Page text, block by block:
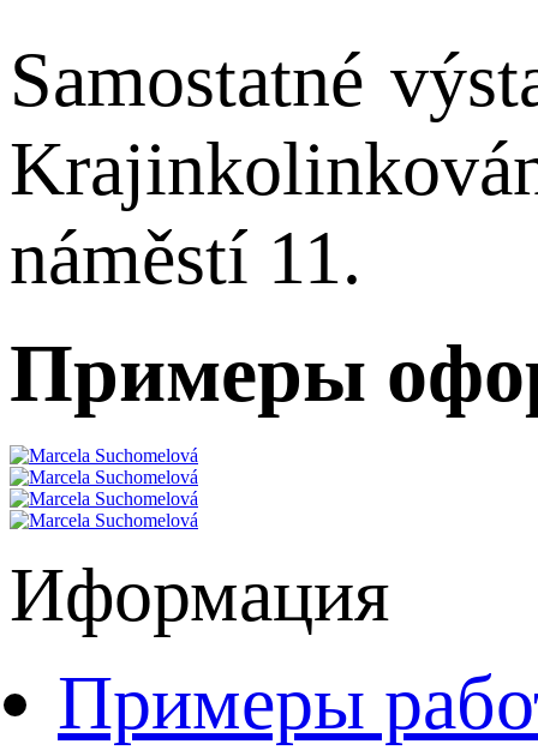
Samostatné
náměstí 11.
Примеры
Иформация
Примеры